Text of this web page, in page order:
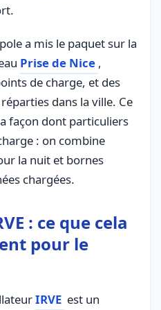
a mis le paquet sur la
Prise de Nice ,
de charge, et des
dans la ville. Ce
façon dont particuliers
: on combine
la nuit et bornes
chargées.
: ce que cela
pour le
IRVE est un